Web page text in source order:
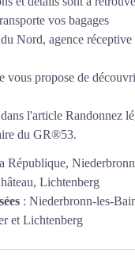
vos bagages
Nord, agence
vous propose de
l'article Randonnez
du GR®53.
République,
Lichtenberg
: Niederbronn-les-
et Lichtenberg